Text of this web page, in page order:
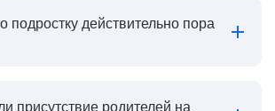
подростку действительно пора
присутствие родителей на